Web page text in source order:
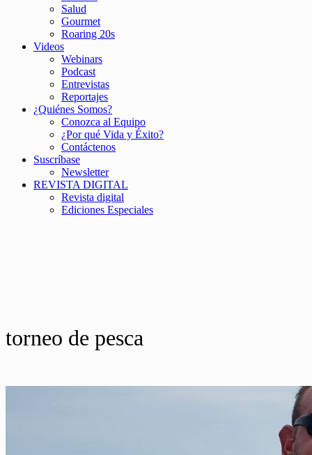
Salud
Gourmet
Roaring 20s
Videos
Webinars
Podcast
Entrevistas
Reportajes
¿Quiénes Somos?
Conozca al Equipo
¿Por qué Vida y Éxito?
Contáctenos
Suscríbase
Newsletter
REVISTA DIGITAL
Revista digital
Ediciones Especiales
torneo de pesca